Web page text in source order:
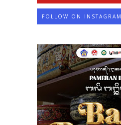
FOLLOW ON INSTAGRAM